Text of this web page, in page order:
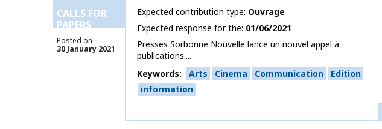
CALLS FOR
PAPERS
Posted on
30 January 2021
Expected contribution type Ouvrage
Expected response for the 01/06/2021
Presses Sorbonne Nouvelle lance un nouvel appel à
publications....
Keywords
Arts Cinema Communication
Edition
information